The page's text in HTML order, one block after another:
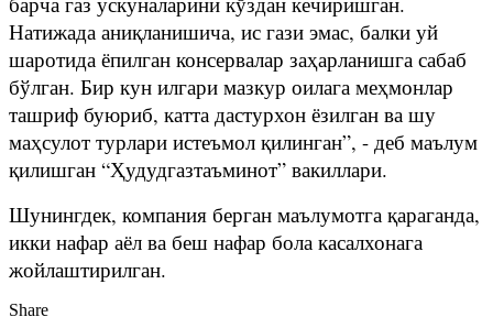
Натижада аниқланишича, ис гази эмас, балки уй
шаротида ёпилган консервалар заҳарланишга сабаб
бўлган. Бир кун илгари мазкур оилага меҳмонлар
ташриф буюриб, катта дастурхон ёзилган ва шу
маҳсулот турлари истеъмол қилинган”, - деб маълум
қилишган “Ҳудудгазтаъминот” вакиллари.
Шунингдек, компания берган маълумотга қараганда,
икки нафар аёл ва беш нафар бола касалхонага
жойлаштирилган.
Share